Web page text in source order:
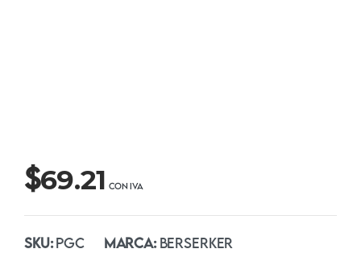
$69.21
SKU: PGC MARCA: BERSERKER